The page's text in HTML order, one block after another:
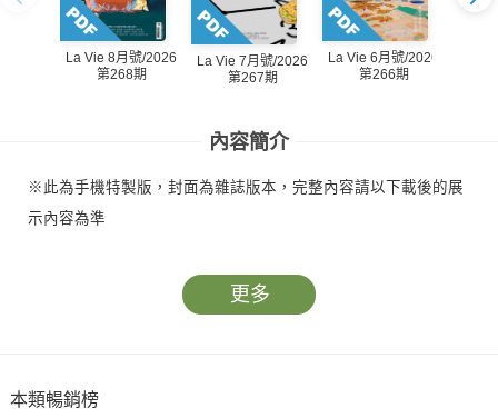
La Vie 8月號/2026
第268期
La Vie 7月號/2026
第267期
La Vie 6月號/2026
第266期
內容簡介
※此為手機特製版，封面為雜誌版本，完整內容請以下載後的展
示內容為準
更多
本類暢銷榜